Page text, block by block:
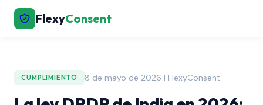
FlexyConsent
CUMPLIMIENTO 8 de mayo de 2026 | FlexyConsent